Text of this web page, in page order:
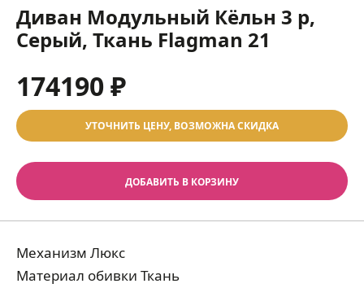
Диван Модульный Кёльн 3 р,
Серый, Ткань Flagman 21
174190 ₽
УТОЧНИТЬ ЦЕНУ, ВОЗМОЖНА СКИДКА
ДОБАВИТЬ В КОРЗИНУ
Механизм Люкс
Материал обивки Ткань